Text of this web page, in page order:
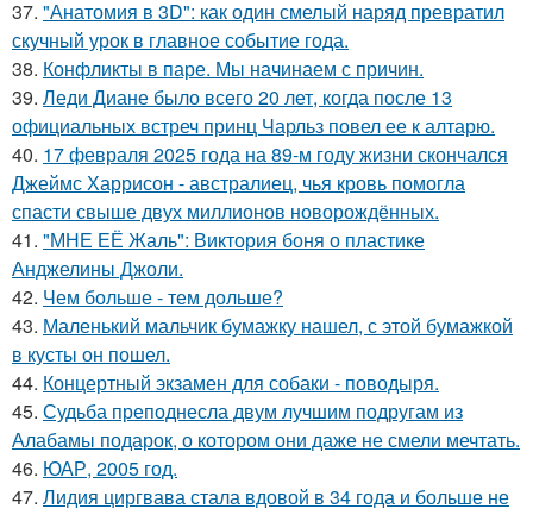
37. "Анатомия в 3D": как один смелый наряд превратил
скучный урок в главное событие года.
38. Конфликты в паре. Мы начинаем с причин.
39. Леди Диане было всего 20 лет, когда после 13
официальных встреч принц Чарльз повел ее к алтарю.
40. 17 февраля 2025 года на 89-м году жизни скончался
Джеймс Харрисон - австралиец, чья кровь помогла
спасти свыше двух миллионов новорождённых.
41. "МНЕ ЕЁ Жаль": Виктория боня о пластике
Анджелины Джоли.
42. Чем больше - тем дольше?
43. Маленький мальчик бумажку нашел, с этой бумажкой
в кусты он пошел.
44. Концертный экзамен для собаки - поводыря.
45. Судьба преподнесла двум лучшим подругам из
Алабамы подарок, о котором они даже не смели мечтать.
46. ЮАР, 2005 год.
47. Лидия циргвава стала вдовой в 34 года и больше не